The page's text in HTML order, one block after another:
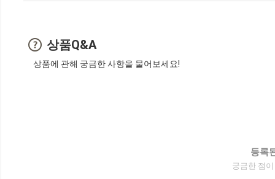
상품Q&A
상품에 관해 궁금한 사항을 물어보세요!
등록
궁금한 점